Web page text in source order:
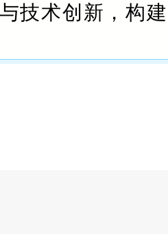
技术创新，构